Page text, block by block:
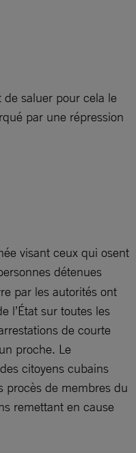
de saluer pour cela le
par une répression
visant ceux qui osent
détenues
par les autorités ont
l’État sur toutes les
de courte
proche. Le
citoyens cubains
procès de membres du
remettant en cause